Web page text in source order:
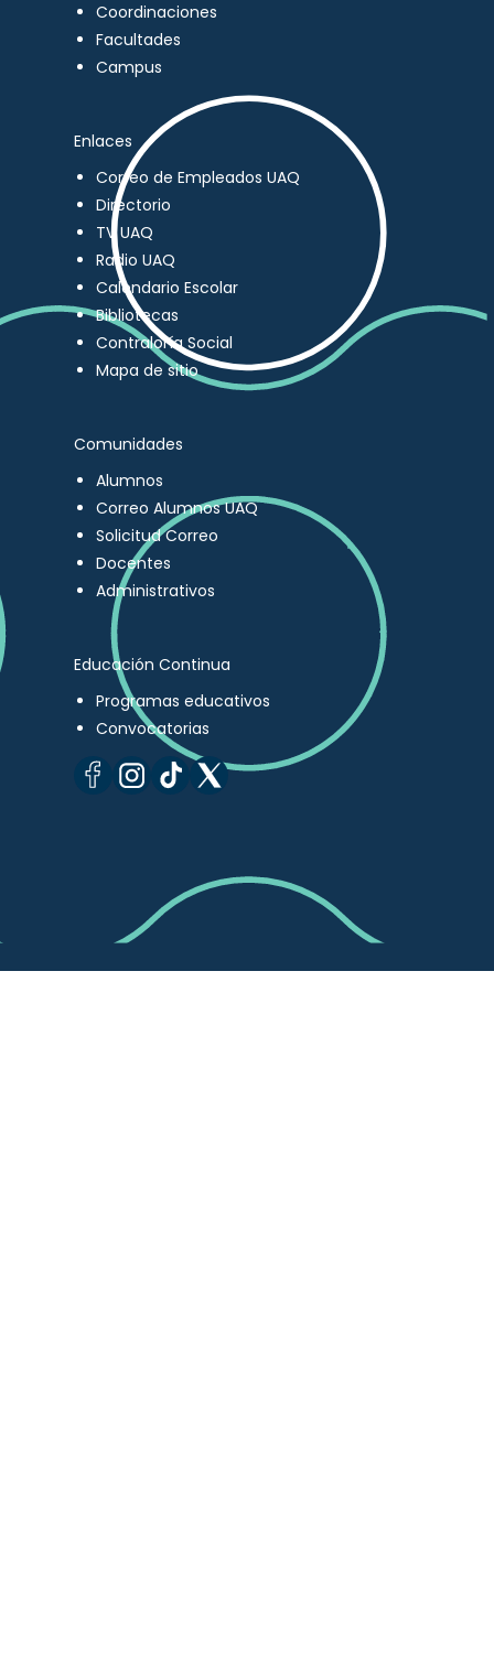
Coordinaciones
Facultades
Campus
Enlaces
Correo de Empleados UAQ
Directorio
TV UAQ
Radio UAQ
Calendario Escolar
Bibliotecas
Contraloría Social
Mapa de sitio
Comunidades
Alumnos
Correo Alumnos UAQ
Solicitud Correo
Docentes
Administrativos
Educación Continua
Programas educativos
Convocatorias